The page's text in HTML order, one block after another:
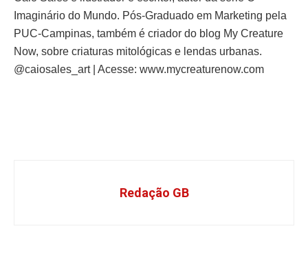
Imaginário do Mundo. Pós-Graduado em Marketing pela
PUC-Campinas, também é criador do blog My Creature
Now, sobre criaturas mitológicas e lendas urbanas.
@caiosales_art | Acesse: www.mycreaturenow.com
Redação GB